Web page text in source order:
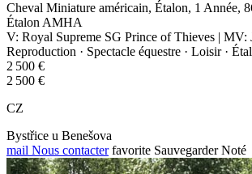
Cheval Miniature américain, Étalon, 1 Année,
Étalon AMHA
V: Royal Supreme SG Prince of Thieves | MV:
Reproduction · Spectacle équestre · Loisir ·
2 500 €
2 500 €
CZ
Bystřice u Benešova
mail Nous contacter favorite Sauvegarder Noté